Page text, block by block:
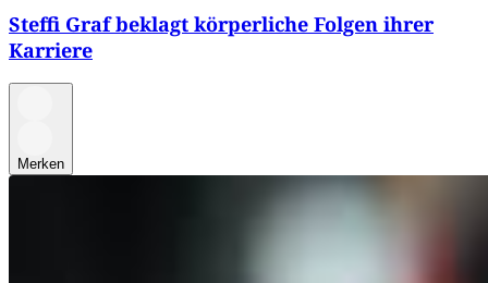
Steffi Graf beklagt körperliche Folgen ihrer
Karriere
Merken